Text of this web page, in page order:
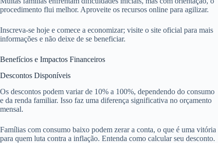
procedimento flui melhor. Aproveite os recursos online para agilizar.
Inscreva-se hoje e comece a economizar; visite o site oficial para mais
informações e não deixe de se beneficiar.
Benefícios e Impactos Financeiros
Descontos Disponíveis
Os descontos podem variar de 10% a 100%, dependendo do consumo
e da renda familiar. Isso faz uma diferença significativa no orçamento
mensal.
Famílias com consumo baixo podem zerar a conta, o que é uma vitória
para quem luta contra a inflação. Entenda como calcular seu desconto.